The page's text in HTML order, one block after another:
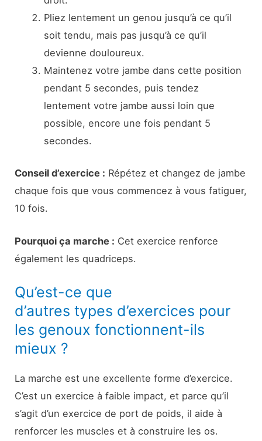
Pliez lentement un genou jusqu’à ce qu’il
soit tendu, mais pas jusqu’à ce qu’il
devienne douloureux.
Maintenez votre jambe dans cette position
pendant 5 secondes, puis tendez
lentement votre jambe aussi loin que
possible, encore une fois pendant 5
secondes.
Conseil d’exercice : Répétez et changez de jambe
chaque fois que vous commencez à vous fatiguer,
10 fois.
Pourquoi ça marche : Cet exercice renforce
également les quadriceps.
Qu’est-ce que
d’autres types d’exercices pour
les genoux fonctionnent-ils
mieux ?
La marche est une excellente forme d’exercice.
C’est un exercice à faible impact, et parce qu’il
s’agit d’un exercice de port de poids, il aide à
renforcer les muscles et à construire les os.